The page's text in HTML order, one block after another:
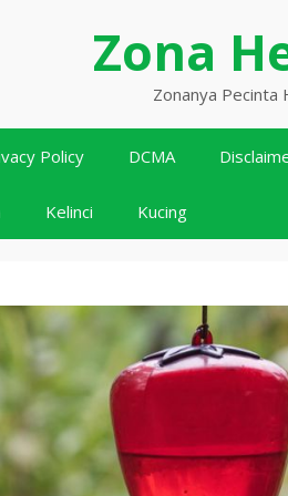
Zona
Zonanya Pecinta
Policy DCMA
Kelinci Kucing